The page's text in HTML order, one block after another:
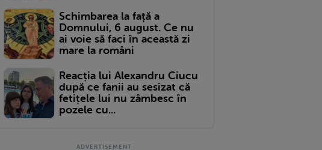
Schimbarea la față a
Domnului, 6 august. Ce nu
ai voie să faci în această zi
mare la români
Reacția lui Alexandru Ciucu
după ce fanii au sesizat că
fetițele lui nu zâmbesc în
pozele cu...